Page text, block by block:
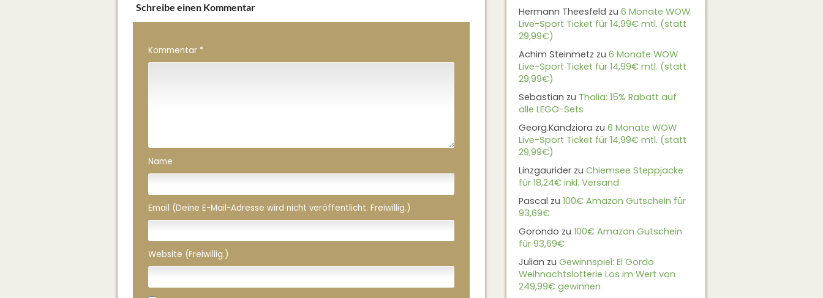
Schreibe einen Kommentar
Kommentar *
Name
Email (Deine E-Mail-Adresse wird nicht veröffentlicht. Freiwillig.)
Website (Freiwillig.)
Hermann Theesfeld zu 6 Monate WOW
Live-Sport Ticket für 14,99€ mtl. (statt
29,99€)
Achim Steinmetz zu 6 Monate WOW
Live-Sport Ticket für 14,99€ mtl. (statt
29,99€)
Sebastian zu Thalia: 15% Rabatt auf
alle LEGO-Sets
Georg.Kandziora zu 6 Monate WOW
Live-Sport Ticket für 14,99€ mtl. (statt
29,99€)
Linzgaurider zu Chiemsee Steppjacke
für 18,24€ inkl. Versand
Pascal zu 100€ Amazon Gutschein für
93,69€
Gorondo zu 100€ Amazon Gutschein
für 93,69€
Julian zu Gewinnspiel: El Gordo
Weihnachtslotterie Los im Wert von
249,99€ gewinnen